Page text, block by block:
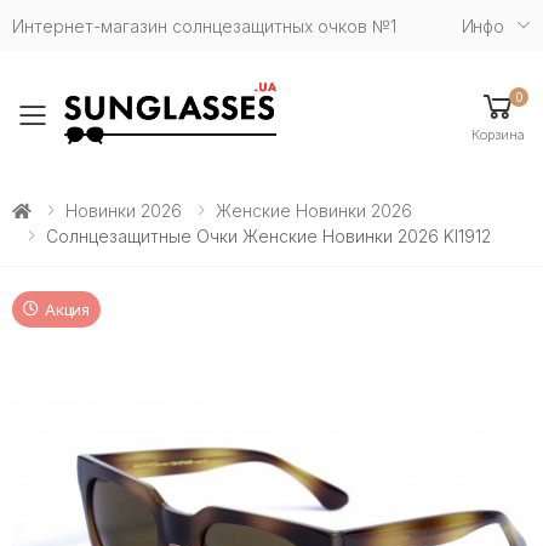
Интернет-магазин солнцезащитных очков №1 Инфо
Toggle mobile menu
0
Корзина
Новинки 2026
Женские Новинки 2026
Солнцезащитные Очки Женские Новинки 2026 Kl1912
Акция